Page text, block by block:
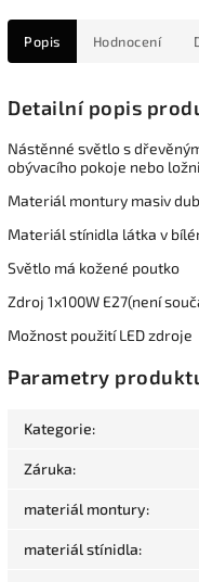
Popis Hodnocení
Detailní popis
Nástěnné světlo s
obývacího pokoje nebo
Materiál montury masiv
Materiál stínidla látka v
Světlo má kožené poutko
Zdroj 1x100W E27(není
Možnost použití LED zdroje
Parametry
Kategorie:
Záruka:
materiál montury:
materiál stínidla: